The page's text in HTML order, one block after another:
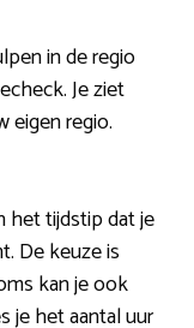
in de regio
Je ziet
eigen regio.
het tijdstip dat je
De keuze is
kan je ook
je het aantal uur